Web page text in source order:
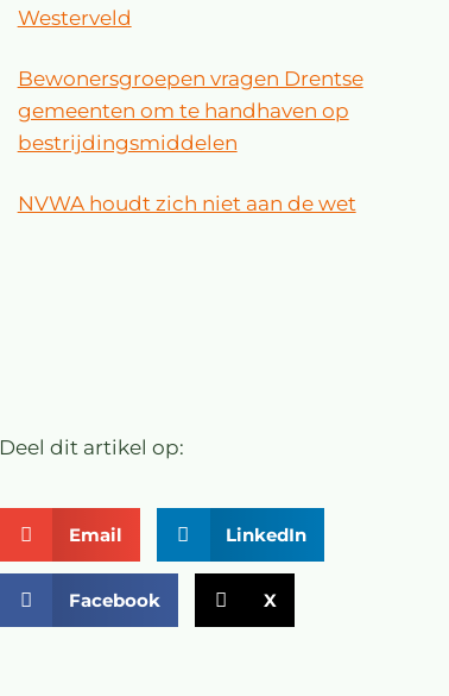
Westerveld
Bewonersgroepen vragen Drentse
gemeenten om te handhaven op
bestrijdingsmiddelen
NVWA houdt zich niet aan de wet
Deel dit artikel op:
Email LinkedIn
Facebook X